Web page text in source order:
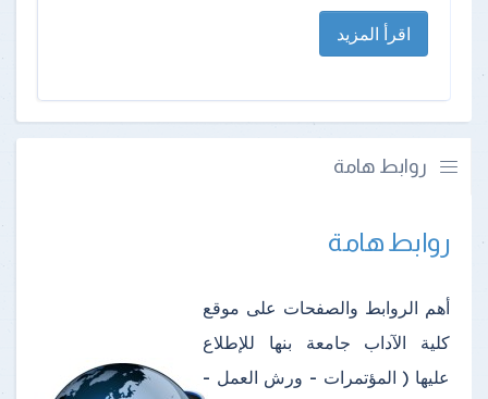
اقرأ المزيد
روابط هامة
روابط هامة
أهم الروابط والصفحات على موقع
كلية الآداب جامعة بنها للإطلاع
عليها ( المؤتمرات - ورش العمل -